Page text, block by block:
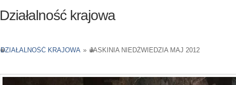
Działalność krajowa
DZIAŁALNOŚĆ KRAJOWA » JASKINIA NIEDŹWIEDZIA MAJ 2012